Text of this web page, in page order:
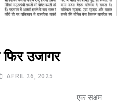
फिर उजागर
APRIL 26, 2025
एक सक्षम